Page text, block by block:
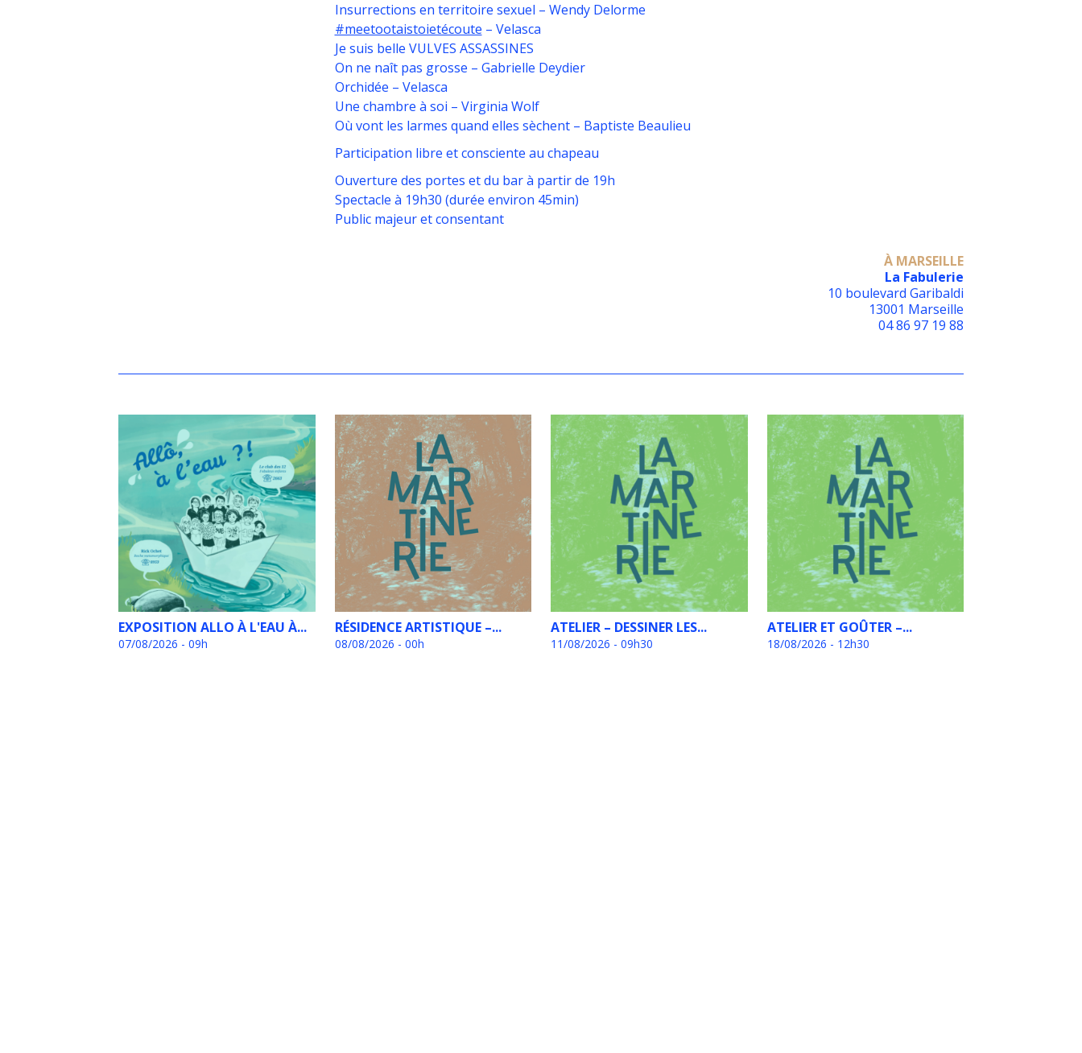
Insurrections en territoire sexuel – Wendy Delorme
#meetootaistoietécoute – Velasca
Je suis belle VULVES ASSASSINES
On ne naît pas grosse – Gabrielle Deydier
Orchidée – Velasca
Une chambre à soi – Virginia Wolf
Où vont les larmes quand elles sèchent – Baptiste Beaulieu
Participation libre et consciente au chapeau
Ouverture des portes et du bar à partir de 19h
Spectacle à 19h30 (durée environ 45min)
Public majeur et consentant
À MARSEILLE
La Fabulerie
10 boulevard Garibaldi
13001 Marseille
04 86 97 19 88
EXPOSITION ALLO À L'EAU À...
07/08/2026 - 09h
RÉSIDENCE ARTISTIQUE –...
08/08/2026 - 00h
ATELIER – DESSINER LES...
11/08/2026 - 09h30
ATELIER ET GOÛTER –...
18/08/2026 - 12h30